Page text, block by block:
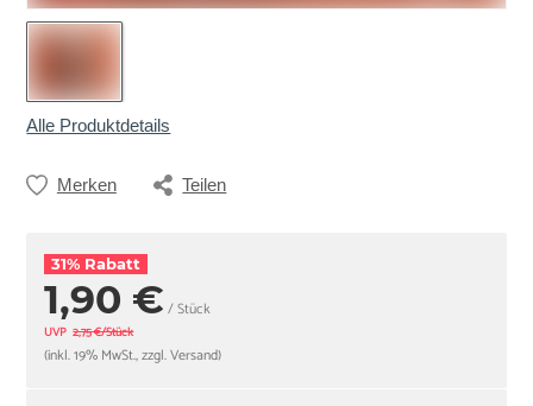
Alle Produktdetails
Merken Teilen
31% Rabatt
1,90 € / Stück
UVP 2,75 €/Stück
(inkl. 19% MwSt., zzgl. Versand)